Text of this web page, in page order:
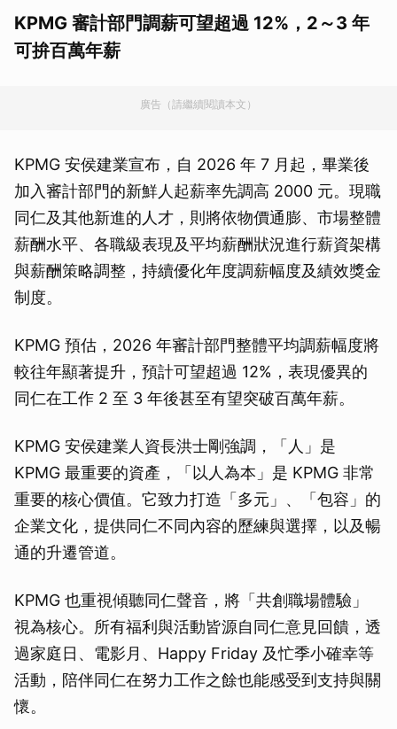
KPMG 審計部門調薪可望超過 12%，2～3 年
可拚百萬年薪
廣告（請繼續閱讀本文）
KPMG 安侯建業宣布，自 2026 年 7 月起，畢業後
加入審計部門的新鮮人起薪率先調高 2000 元。現職
同仁及其他新進的人才，則將依物價通膨、市場整體
薪酬水平、各職級表現及平均薪酬狀況進行薪資架構
與薪酬策略調整，持續優化年度調薪幅度及績效獎金
制度。
KPMG 預估，2026 年審計部門整體平均調薪幅度將
較往年顯著提升，預計可望超過 12%，表現優異的
同仁在工作 2 至 3 年後甚至有望突破百萬年薪。
KPMG 安侯建業人資長洪士剛強調，「人」是
KPMG 最重要的資產，「以人為本」是 KPMG 非常
重要的核心價值。它致力打造「多元」、「包容」的
企業文化，提供同仁不同內容的歷練與選擇，以及暢
通的升遷管道。
KPMG 也重視傾聽同仁聲音，將「共創職場體驗」
視為核心。所有福利與活動皆源自同仁意見回饋，透
過家庭日、電影月、Happy Friday 及忙季小確幸等
活動，陪伴同仁在努力工作之餘也能感受到支持與關
懷。